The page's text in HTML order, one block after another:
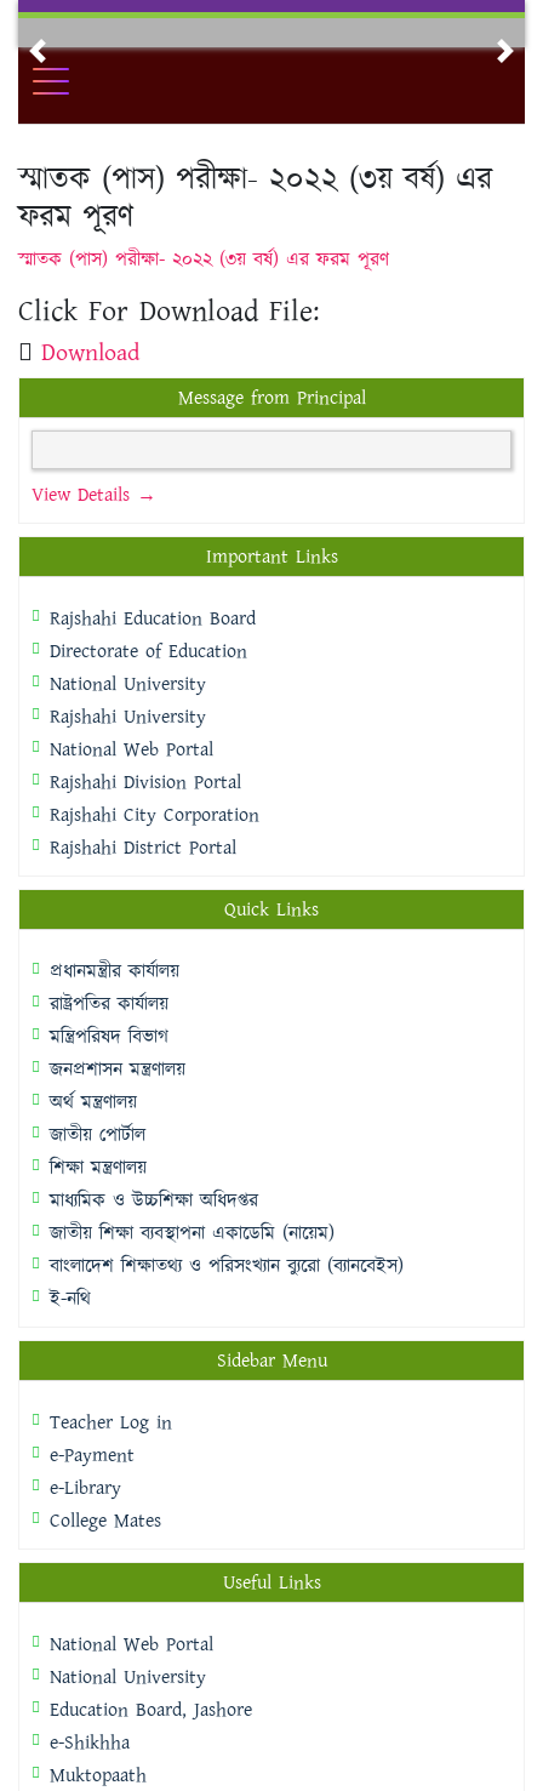
Skip
contentPrevious
স্মাতক (পাস) পরীক্ষা- ২০২২ (৩য় বর্ষ) এর
ফরম পূরণ
স্মাতক (পাস) পরীক্ষা- ২০২২ (৩য় বর্ষ) এর ফরম পূরণ
Click For Download File:
Download
Message from Principal
View Details →
Important Links
Rajshahi Education Board
Directorate of Education
National University
Rajshahi University
National Web Portal
Rajshahi Division Portal
Rajshahi City Corporation
Rajshahi District Portal
Quick Links
প্রধানমন্ত্রীর কার্যালয়
রাষ্ট্রপতির কার্যালয়
মন্ত্রিপরিষদ বিভাগ
জনপ্রশাসন মন্ত্রণালয়
অর্থ মন্ত্রণালয়
জাতীয় পোর্টাল
শিক্ষা মন্ত্রণালয়
মাধ্যমিক ও উচ্চশিক্ষা অধিদপ্তর
জাতীয় শিক্ষা ব্যবস্থাপনা একাডেমি (নায়েম)
বাংলাদেশ শিক্ষাতথ্য ও পরিসংখ্যান ব্যুরো (ব্যানবেইস)
ই-নথি
Sidebar Menu
Teacher Log in
e-Payment
e-Library
College Mates
Useful Links
National Web Portal
National University
Education Board, Jashore
e-Shikhha
Muktopaath